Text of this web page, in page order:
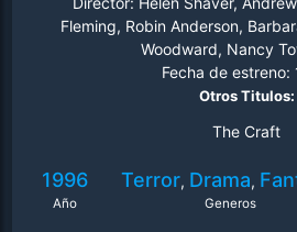
Fleming, Robin Anderson,
Woodward, Nancy
Fecha de estreno:
Otros Titulos:
The Craft
1996
Año
Terror, Drama,
Generos